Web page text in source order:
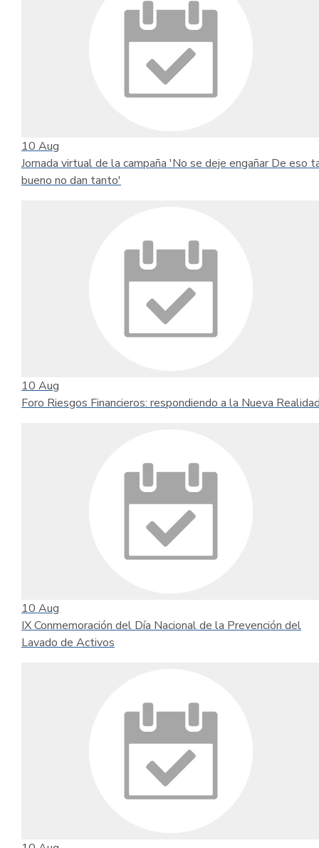
10 Aug
Jornada virtual de la campaña 'No se deje engañar De eso
bueno no dan tanto'
10 Aug
Foro Riesgos Financieros: respondiendo a la Nueva
10 Aug
IX Conmemoración del Día Nacional de la Prevención del
Lavado de Activos